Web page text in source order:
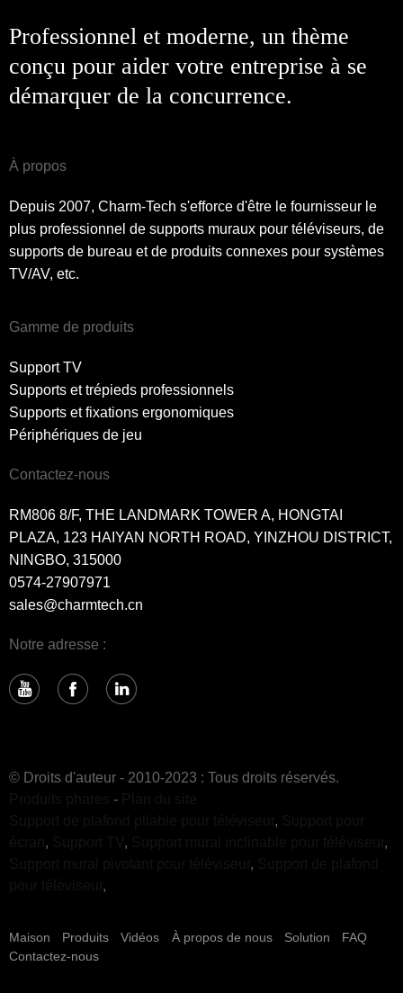
Professionnel et moderne, un thème
conçu pour aider votre entreprise à se
démarquer de la concurrence.
À propos
Depuis 2007, Charm-Tech s'efforce d'être le fournisseur le
plus professionnel de supports muraux pour téléviseurs, de
supports de bureau et de produits connexes pour systèmes
TV/AV, etc.
Gamme de produits
Support TV
Supports et trépieds professionnels
Supports et fixations ergonomiques
Périphériques de jeu
Contactez-nous
RM806 8/F, THE LANDMARK TOWER A, HONGTAI
PLAZA, 123 HAIYAN NORTH ROAD, YINZHOU DISTRICT,
NINGBO, 315000
0574-27907971
sales@charmtech.cn
Notre adresse :
© Droits d'auteur - 2010-2023 : Tous droits réservés.
-
,
, ,
,
,
,
Maison Produits Vidéos À propos de nous Solution
FAQ
Contactez-nous